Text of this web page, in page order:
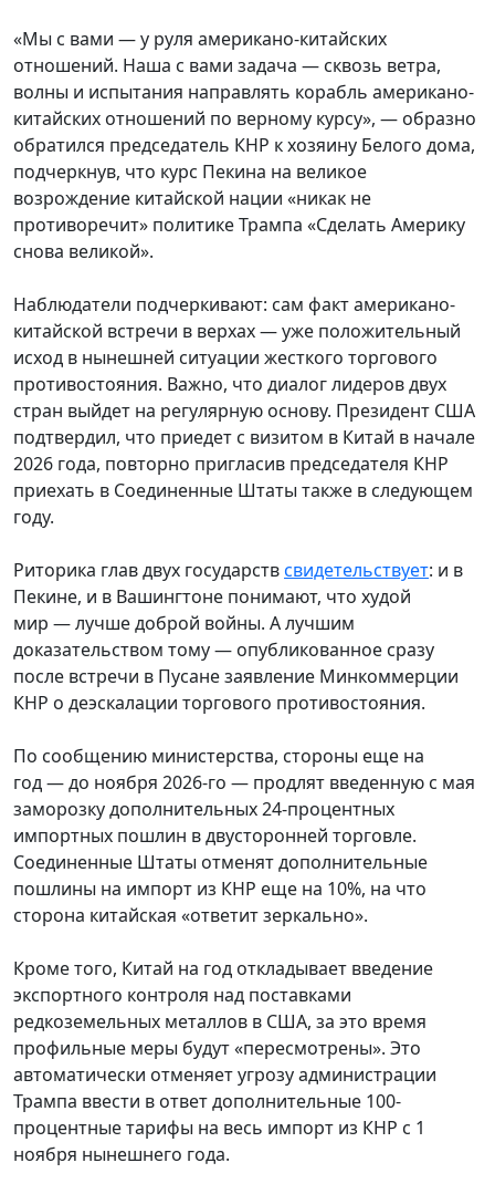
«Мы с вами —у руля американо-китайских
отношений. Наша с вами задача — сквозь ветра,
волны и испытания направлять корабль американо-
китайских отношений по верному курсу», — образно
обратился председатель КНР к хозяину Белого дома,
подчеркнув, что курс Пекина на великое
возрождение китайской нации «никак не
противоречит» политике Трампа «Сделать Америку
снова великой».
Наблюдатели подчеркивают: сам факт американо-
китайской встречи в верхах—уже положительный
исход в нынешней ситуации жесткого торгового
противостояния. Важно, что диалог лидеров двух
стран выйдет на регулярную основу. Президент США
подтвердил, что приедет с визитом в Китай в начале
2026 года, повторно пригласив председателя КНР
приехать в Соединенные Штаты также в следующем
году.
Риторика глав двух государствсвидетельствует: и в
Пекине, и в Вашингтоне понимают, что худой
мир —лучше доброй войны. А лучшим
доказательством тому— опубликованное сразу
после встречи в Пусане заявление Минкоммерции
КНР о деэскалации торгового противостояния.
По сообщению министерства, стороны еще на
год—до ноября 2026-го — продлят введенную с мая
заморозку дополнительных 24-процентных
импортных пошлин в двусторонней торговле.
Соединенные Штаты отменят дополнительные
пошлины на импорт из КНР еще на 10%, на что
сторона китайская «ответит зеркально».
Кроме того, Китай на год откладывает введение
экспортного контроля над поставками
редкоземельных металлов в США, за это время
профильные меры будут «пересмотрены». Это
автоматически отменяет угрозу администрации
Трампа ввести в ответ дополнительные 100-
процентные тарифы на весь импорт из КНР с 1
ноября нынешнего года.